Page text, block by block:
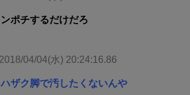
ポチするだけだろ
2018/04/04(水) 20:24:16.86
ザク脚で汚したくないんや